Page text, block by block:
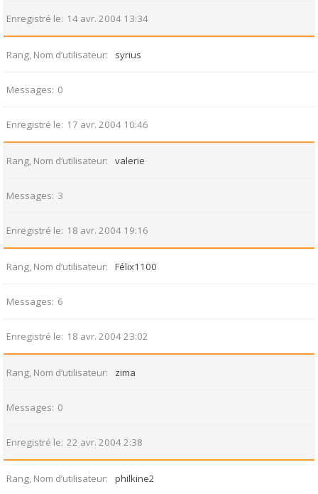
Enregistré le 14 avr. 2004 13:34
Rang, Nom d’utilisateur syrius
Messages 0
Enregistré le 17 avr. 2004 10:46
Rang, Nom d’utilisateur valerie
Messages 3
Enregistré le 18 avr. 2004 19:16
Rang, Nom d’utilisateur Félix1100
Messages 6
Enregistré le 18 avr. 2004 23:02
Rang, Nom d’utilisateur zima
Messages 0
Enregistré le 22 avr. 2004 2:38
Rang, Nom d’utilisateur philkine2